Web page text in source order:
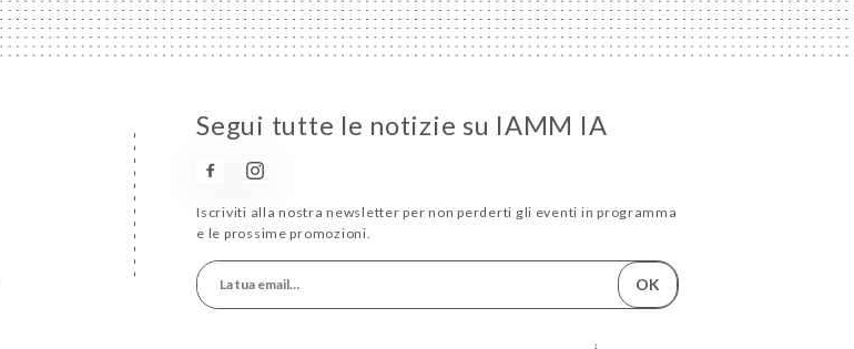
Segui tutte le notizie su IAMM IA
Iscriviti alla nostra newsletter per non perderti gli eventi in programma
e le prossime promozioni.
OK